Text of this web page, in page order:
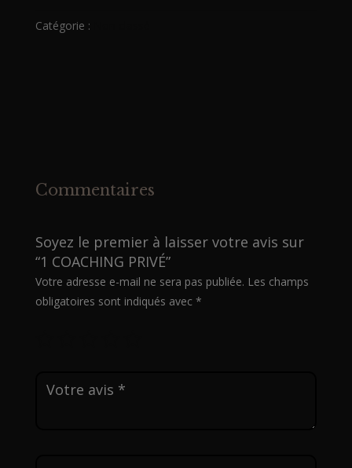
PRIVÉ
Catégorie :
Commentaires
Soyez le premier à laisser votre avis sur
“1 COACHING PRIVÉ”
Votre adresse e-mail ne sera pas publiée. Les champs
obligatoires sont indiqués avec *